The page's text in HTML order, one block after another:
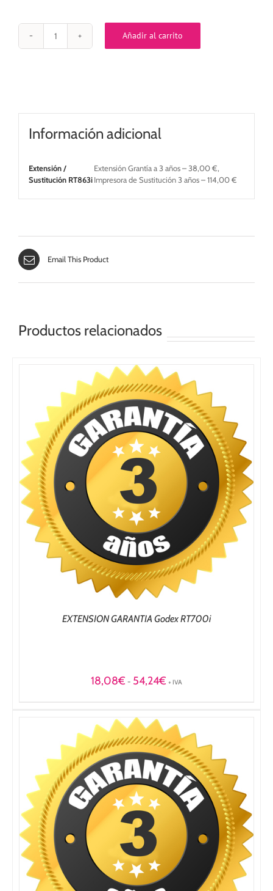
EXTENSION
GARANTIA
Añadir al carrito
Información adicional
Extensión /
Sustitución RT863i
Extensión Grantía a 3 años – 38,00 €,
Impresora de Sustitución 3 años – 114,00 €
Email This Product
Productos relacionados
EXTENSION GARANTIA Godex RT700i
18,08€ - 54,24€Rango
18,08€
hasta
54,24€
+ IVA